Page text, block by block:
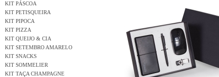
KIT PÁSCOA
KIT PETISQUEIRA
KIT PIPOCA
KIT PIZZA
KIT QUEIJO & CIA
KIT SETEMBRO AMARELO
KIT SNACKS
KIT SOMMELIER
KIT TAÇA CHAMPAGNE